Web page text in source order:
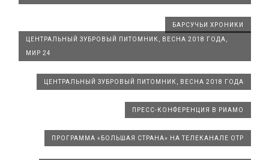
БАРСУЧЬИ ХРОНИКИ
ЦЕНТРАЛЬНЫЙ ЗУБРОВЫЙ ПИТОМНИК, ВЕСНА 2018 ГОДА,
МИР 24
ЦЕНТРАЛЬНЫЙ ЗУБРОВЫЙ ПИТОМНИК, ВЕСНА 2018 ГОДА
ПРЕСС-КОНФЕРЕНЦИЯ В РИАМО
ПРОГРАММА «БОЛЬШАЯ СТРАНА» НА ТЕЛЕКАНАЛЕ ОТР